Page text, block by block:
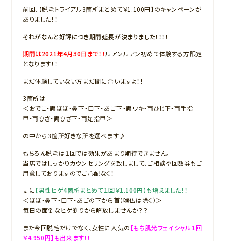
前回、【脱毛トライアル3箇所まとめて￥1.100円】のキャンペーンが
ありました！！
それがなんと好評につき期間延長が決まりました！！！！
期間は2021年4月30日まで！！ルアンルアン初めて体験する方限定
となります！！
まだ体験していない方まだ間に合いますよ！！
3箇所は
＜おでこ・両ほほ・鼻下・口下・あご下・両ワキ・両ひじ下・両手指
甲・両ひざ・両ひざ下・両足指甲＞
の中から３箇所好きな所を選べます♪
もちろん脱毛は１回では効果があまり期待できません。
当店ではしっかりカウンセリングを致しまして、ご相談や回数券もご
用意しておりますのでご心配なく！
更に 【男性ヒゲ4箇所まとめて１回￥1.100円】も増えました！！
＜ほほ・鼻下・口下・あごの下から首（喉仏は除く）＞
毎日の面倒なヒゲ剃りから解放しませんか？？
また今回脱毛だけでなく、女性に人気の 【もち肌光フェイシャル１回
￥4.950円】も出来ます！！